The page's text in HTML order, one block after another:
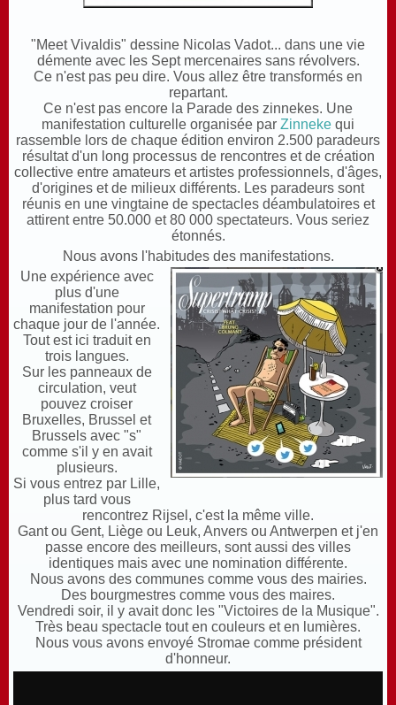
"Meet Vivaldis" dessine Nicolas Vadot... dans une vie
démente avec les Sept mercenaires sans révolvers.
Ce n'est pas peu dire. Vous allez être transformés en
repartant.
Ce n'est pas encore la Parade des zinnekes. Une
manifestation culturelle organisée par Zinneke qui
rassemble lors de chaque édition environ 2.500 paradeurs
résultat d'un long processus de rencontres et de création
collective entre amateurs et artistes professionnels, d'âges,
d'origines et de milieux différents. Les paradeurs sont
réunis en une vingtaine de spectacles déambulatoires et
attirent entre 50.000 et 80 000 spectateurs. Vous seriez
étonnés.
Nous avons l'habitudes des manifestations.
Une expérience avec
plus d'une
manifestation pour
chaque jour de l'année.
Tout est ici traduit en
trois langues.
Sur les panneaux de
circulation, veut
pouvez croiser
Bruxelles, Brussel et
Brussels avec "s"
comme s'il y en avait
plusieurs.
Si vous entrez par Lille,
plus tard vous
rencontrez Rijsel, c'est la même ville.
Gant ou Gent, Liège ou Leuk, Anvers ou Antwerpen et j'en
passe encore des meilleurs, sont aussi des villes
identiques mais avec une nomination différente.
Nous avons des communes comme vous des mairies.
Des bourgmestres comme vous des maires.
Vendredi soir, il y avait donc les "Victoires de la Musique".
Très beau spectacle tout en couleurs et en lumières.
Nous vous avons envoyé Stromae comme président
d'honneur.